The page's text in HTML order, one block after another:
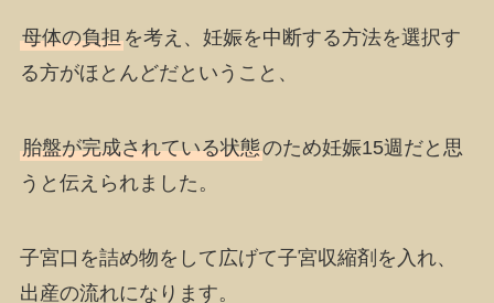
母体の負担を考え、 妊娠を中断する方法を選択す
る方がほとんどだということ、
胎盤が完成されている状態のため妊娠15週だと思
うと伝えられました。
子宮口を詰め物をして広げて子宮収縮剤を入れ、
出産の流れになります。